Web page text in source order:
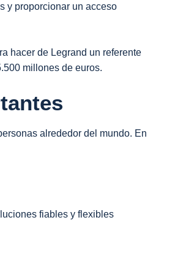
y proporcionar un acceso
hacer de Legrand un referente
millones de euros.
alrededor del mundo. En
fiables y flexibles